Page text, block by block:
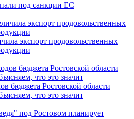
под санкции ЕС
экспорт продовольственных
бюджета Ростовской области
что это значит